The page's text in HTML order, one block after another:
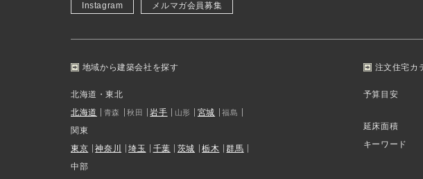
Instagram メルマガ会員募集
地域から建築会社を探す
北海道・東北
北海道
青森 秋田 岩手 山形 宮城 福島
関東
東京
神奈川 埼玉 千葉 茨城 栃木
群馬
中部
注文住宅カ
予算目安
延床面積
キーワード